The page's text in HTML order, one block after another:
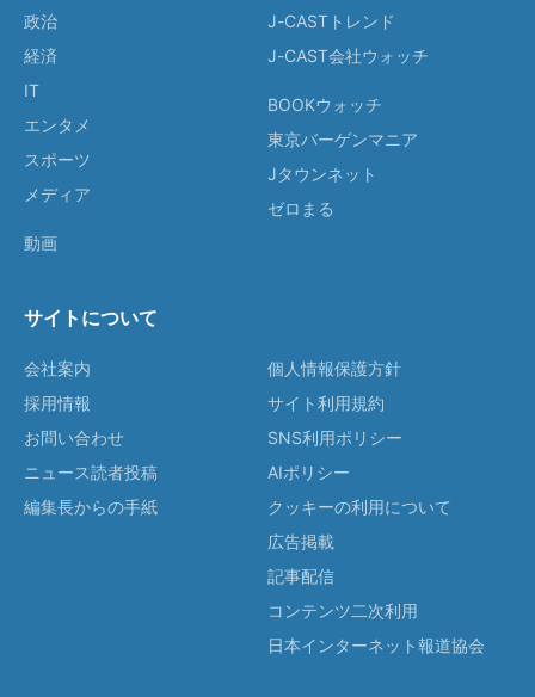
政治
経済
IT
エンタメ
スポーツ
メディア
動画
J-CASTトレンド
J-CAST会社ウォッチ
BOOKウォッチ
東京バーゲンマニア
Jタウンネット
ゼロまる
サイトについて
会社案内
採用情報
お問い合わせ
ニュース読者投稿
編集長からの手紙
個人情報保護方針
サイト利用規約
SNS利用ポリシー
AIポリシー
クッキーの利用について
広告掲載
記事配信
コンテンツ二次利用
日本インターネット報道協会